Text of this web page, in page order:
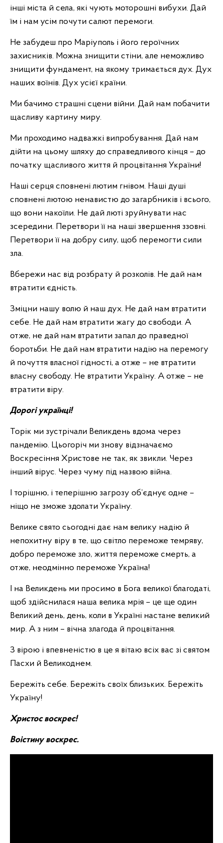
інші міста й села, які чують моторошні вибухи. Дай
їм і нам усім почути салют перемоги.
Не забудеш про Маріуполь і його героїчних
захисників. Можна знищити стіни, але неможливо
знищити фундамент, на якому тримається дух. Дух
наших воїнів. Дух усієї країни.
Ми бачимо страшні сцени війни. Дай нам побачити
щасливу картину миру.
Ми проходимо надважкі випробування. Дай нам
дійти на цьому шляху до справедливого кінця – до
початку щасливого життя й процвітання України!
Наші серця сповнені лютим гнівом. Наші душі
сповнені лютою ненавистю до загарбників і всього,
що вони накоїли. Не дай люті зруйнувати нас
зсередини. Перетвори її на наші звершення ззовні.
Перетвори її на добру силу, щоб перемогти сили
зла.
Вбережи нас від розбрату й розколів. Не дай нам
втратити єдність.
Зміцни нашу волю й наш дух. Не дай нам втратити
себе. Не дай нам втратити жагу до свободи. А
отже, не дай нам втратити запал до праведної
боротьби. Не дай нам втратити надію на перемогу
й почуття власної гідності, а отже – не втратити
власну свободу. Не втратити Україну. А отже – не
втратити віру.
Дорогі українці!
Торік ми зустрічали Великдень вдома через
пандемію. Цьогоріч ми знову відзначаємо
Воскресіння Христове не так, як звикли. Через
інший вірус. Через чуму під назвою війна.
І торішню, і теперішню загрозу об’єднує одне –
ніщо не зможе здолати Україну.
Велике свято сьогодні дає нам велику надію й
непохитну віру в те, що світло переможе темряву,
добро переможе зло, життя переможе смерть, а
отже, неодмінно переможе Україна!
І на Великдень ми просимо в Бога великої благодаті,
щоб здійснилася наша велика мрія – це ще один
Великий день, день, коли в Україні настане великий
мир. А з ним – вічна злагода й процвітання.
З вірою і впевненістю в це я вітаю всіх вас зі святом
Пасхи й Великоднем.
Бережіть себе. Бережіть своїх близьких. Бережіть
Україну!
Христос воскрес!
Воістину воскрес.